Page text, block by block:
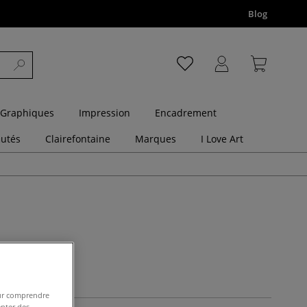
Blog
Impression
Encadrement
Clairefontaine Marques I Love Art
comprendre